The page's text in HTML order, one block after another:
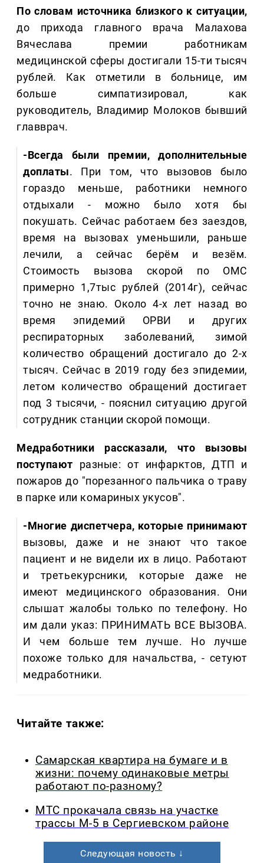
По словам источника близкого к ситуации,
до прихода главного врача Малахова
Вячеслава премии работникам
медицинской сферы достигали 15-ти тысяч
рублей. Как отметили в больнице, им
больше симпатизировал, как
руководитель, Владимир Молоков бывший
главврач.
-Всегда были премии, дополнительные
доплаты. При том, что вызовов было
гораздо меньше, работники немного
отдыхали - можно было хотя бы
покушать. Сейчас работаем без заездов,
время на вызовах уменьшили, раньше
лечили, а сейчас берём и везём.
Стоимость вызова скорой по ОМС
примерно 1,7тыс рублей (2014г), сейчас
точно не знаю. Около 4-х лет назад во
время эпидемий ОРВИ и других
респираторных заболеваний, зимой
количество обращений достигало до 2-х
тысяч. Сейчас в 2019 году без эпидемии,
летом количество обращений достигает
под 3 тысячи, - пояснил ситуацию другой
сотрудник станции скорой помощи.
Медработники рассказали, что вызовы
поступают разные: от инфарктов, ДТП и
пожаров до "порезанного пальчика о траву
в парке или комариных укусов".
-Многие диспетчера, которые принимают
вызовы, даже и не знают что такое
пациент и не видели их в лицо. Работают
и третьекурсники, которые даже не
имеют медицинского образования. Они
слышат жалобы только по телефону. Но
им дали указ: ПРИНИМАТЬ ВСЕ ВЫЗОВА.
И чем больше тем лучше. Но лучше
похоже только для начальства, - сетуют
медработники.
Читайте также:
Самарская квартира на бумаге и в
жизни: почему одинаковые метры
работают по-разному?
МТС прокачала связь на участке
трассы М-5 в Сергиевском районе
Следующая новость ↓